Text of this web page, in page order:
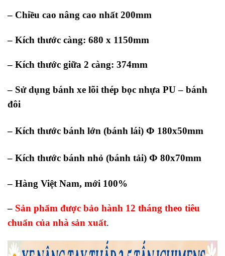
– Chiều cao nâng cao nhất 200mm
– Kích thước càng: 680 x 1150mm
– Kích thước giữa 2 càng: 374mm
– Sử dụng bánh xe lõi thép bọc nhựa PU – bánh
đôi
– Kích thước bánh lớn (bánh lái) Φ 180x50mm
– Kích thước bánh nhỏ (bánh tải) Φ 80x70mm
– Hàng Việt Nam, mới 100%
– Sản phẩm được bảo hành 12 tháng theo tiêu
chuẩn của nhà sản xuất.